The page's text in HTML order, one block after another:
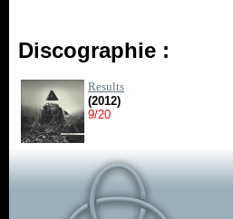
Discographie :
Results
(2012)
9/20